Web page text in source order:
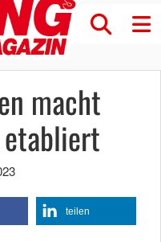
macht
teilen